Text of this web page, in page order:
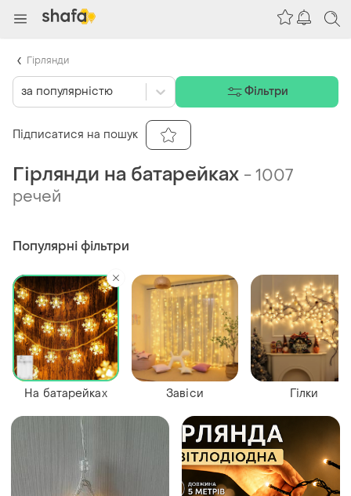
Гірлянди на батарейках -1007
речей
Популярні фільтри
На батарейках Завіси Гілки
за популярністю Фільтри
Підписатися на пошук
Гірлянди